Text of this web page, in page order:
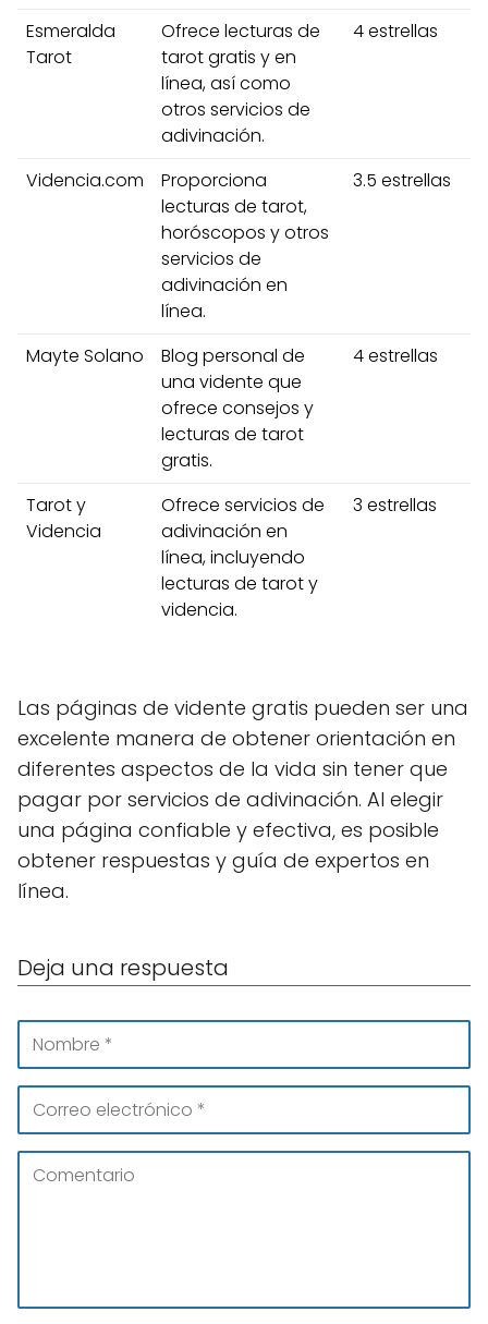
Esmeralda
Tarot
Ofrece lecturas de
tarot gratis y en
línea, así como
otros servicios de
adivinación.
4 estrellas
Videncia.com
Proporciona
lecturas de tarot,
horóscopos y otros
servicios de
adivinación en
línea.
3.5 estrellas
Mayte Solano
Blog personal de
una vidente que
ofrece consejos y
lecturas de tarot
gratis.
4 estrellas
Tarot y
Videncia
Ofrece servicios de
adivinación en
línea, incluyendo
lecturas de tarot y
videncia.
3 estrellas
Las páginas de vidente gratis pueden ser una
excelente manera de obtener orientación en
diferentes aspectos de la vida sin tener que
pagar por servicios de adivinación. Al elegir
una página confiable y efectiva, es posible
obtener respuestas y guía de expertos en
línea.
Deja una respuesta